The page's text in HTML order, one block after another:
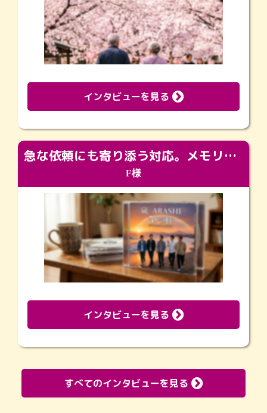
インタビューを見る
急な依頼にも寄り添う対応。メモリアルコーナーで振り返る大切な日々
F様
インタビューを見る
すべてのインタビューを見る